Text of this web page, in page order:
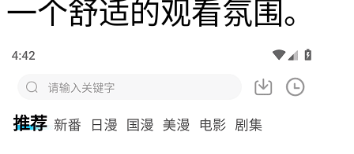
一个舒适的观看氛围。